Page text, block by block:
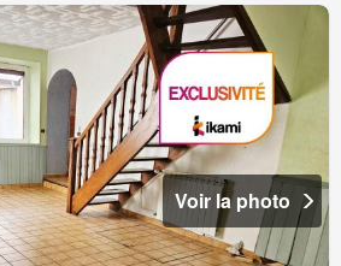
Voir la photo